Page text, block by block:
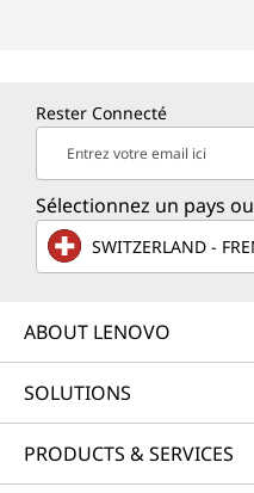
Rester Connecté
Entrez votre email ici
Sélectionnez un pays
SWITZERLAND -
ABOUT LENOVO
SOLUTIONS
PRODUCTS & SERVICES